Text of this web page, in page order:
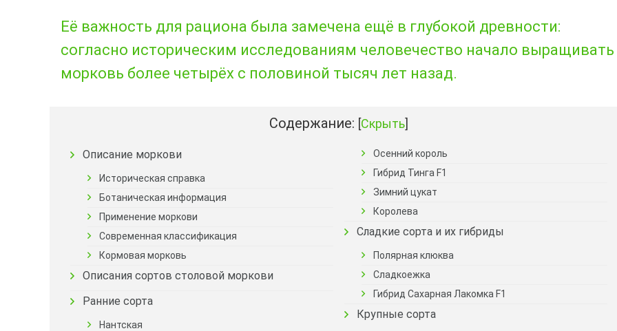
Её важность для рациона была замечена ещё в глубокой древности:
согласно историческим исследованиям человечество начало выращивать
морковь более четырёх с половиной тысяч лет назад.
Содержание: [Скрыть]
Описание моркови
Историческая справка
Ботаническая информация
Применение моркови
Современная классификация
Кормовая морковь
Описания сортов столовой моркови
Ранние сорта
Нантская
Осенний король
Гибрид Тинга F1
Зимний цукат
Королева
Сладкие сорта и их гибриды
Полярная клюква
Сладкоежка
Гибрид Сахарная Лакомка F1
Крупные сорта